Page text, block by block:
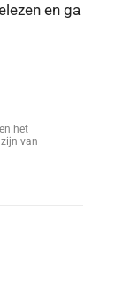
en ga
het
van